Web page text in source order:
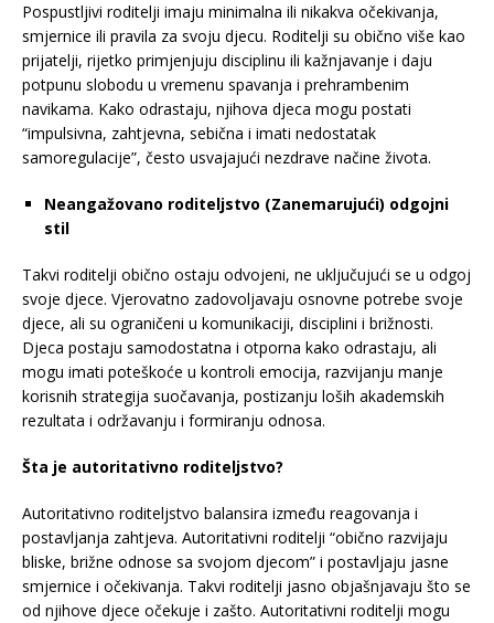
Pospustljivi roditelji imaju minimalna ili nikakva očekivanja,
smjernice ili pravila za svoju djecu. Roditelji su obično više kao
prijatelji, rijetko primjenjuju disciplinu ili kažnjavanje i daju
potpunu slobodu u vremenu spavanja i prehrambenim
navikama. Kako odrastaju, njihova djeca mogu postati
“impulsivna, zahtjevna, sebična i imati nedostatak
samoregulacije”, često usvajajući nezdrave načine života.
Neangažovano roditeljstvo (Zanemarujući) odgojni
stil
Takvi roditelji obično ostaju odvojeni, ne uključujući se u odgoj
svoje djece. Vjerovatno zadovoljavaju osnovne potrebe svoje
djece, ali su ograničeni u komunikaciji, disciplini i brižnosti.
Djeca postaju samodostatna i otporna kako odrastaju, ali
mogu imati poteškoće u kontroli emocija, razvijanju manje
korisnih strategija suočavanja, postizanju loših akademskih
rezultata i održavanju i formiranju odnosa.
Šta je autoritativno roditeljstvo?
Autoritativno roditeljstvo balansira između reagovanja i
postavljanja zahtjeva. Autoritativni roditelji “obično razvijaju
bliske, brižne odnose sa svojom djecom” i postavljaju jasne
smjernice i očekivanja. Takvi roditelji jasno objašnjavaju što se
od njihove djece očekuje i zašto. Autoritativni roditelji mogu